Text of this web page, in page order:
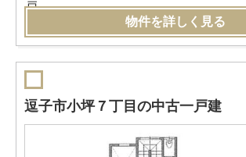
物件を詳しく見る
逗子市小坪７丁目の中古一戸建